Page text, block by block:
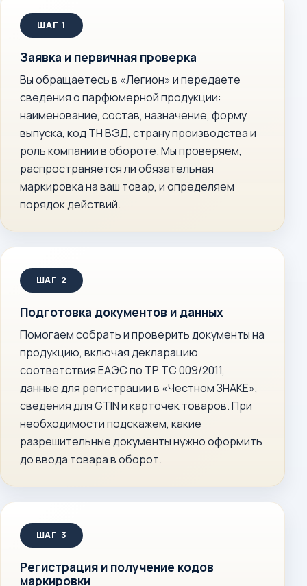
Заявка и первичная проверка
Вы обращаетесь в «Легион» и передаете
сведения о парфюмерной продукции:
наименование, состав, назначение, форму
выпуска, код ТН ВЭД, страну производства и
роль компании в обороте. Мы проверяем,
распространяется ли обязательная
маркировка на ваш товар, и определяем
порядок действий.
Подготовка документов и данных
Помогаем собрать и проверить документы на
продукцию, включая декларацию
соответствия ЕАЭС по ТР ТС 009/2011,
данные для регистрации в «Честном ЗНАКЕ»,
сведения для GTIN и карточек товаров. При
необходимости подскажем, какие
разрешительные документы нужно оформить
до ввода товара в оборот.
Регистрация и получение кодов
маркировки